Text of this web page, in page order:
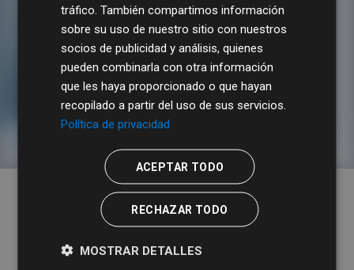
Tarifas y tipos impositivos
tráfico. También compartimos información
sobre su uso de nuestro sitio con nuestros
socios de publicidad y análisis, quienes
pueden combinarla con otra información
que les haya proporcionado o que hayan
recopilado a partir del uso de sus servicios.
Política de privacidad
ACEPTAR TODO
RECHAZAR TODO
MOSTRAR DETALLES